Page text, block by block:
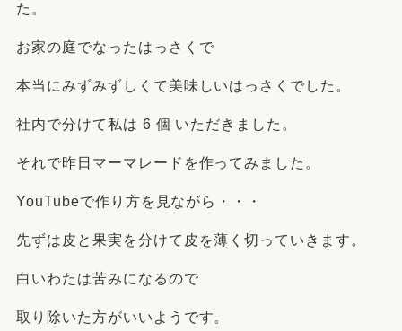
た。
お家の庭でなったはっさくで
本当にみずみずしくて美味しいはっさくでした。
社内で分けて私は 6 個 いただきました。
それで昨日マーマレードを作ってみました。
YouTubeで作り方を見ながら・・・
先ずは皮と果実を分けて皮を薄く切っていきます。
白いわたは苦みになるので
取り除いた方がいいようです。